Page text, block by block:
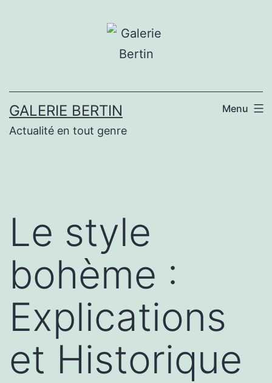
GALERIE BERTIN
Actualité en tout genre
Menu
Le style
bohème :
Explications
et Historique